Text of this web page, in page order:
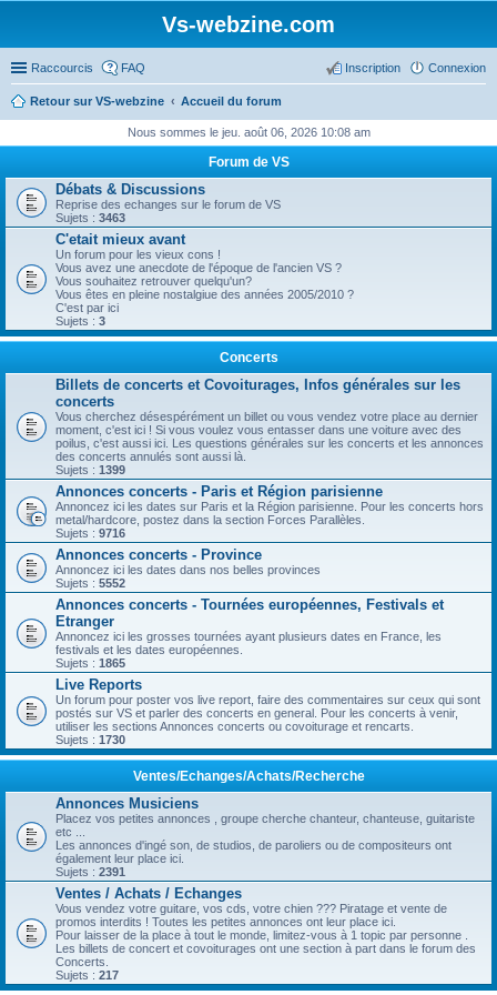
Vs-webzine.com
Raccourcis FAQ Connexion
Inscription
Retour sur VS-webzine Accueil du forum
Nous sommes le jeu. août 06, 2026 10:08 am
Forum de VS
Débats & Discussions
Reprise des echanges sur le forum de VS
Sujets : 3463
C'etait mieux avant
Un forum pour les vieux cons !
Vous avez une anecdote de l'époque de l'ancien VS ?
Vous souhaitez retrouver quelqu'un?
Vous êtes en pleine nostalgiue des années 2005/2010 ?
C'est par ici
Sujets : 3
Concerts
Billets de concerts et Covoiturages, Infos générales sur les
concerts
Vous cherchez désespérément un billet ou vous vendez votre place au dernier
moment, c'est ici ! Si vous voulez vous entasser dans une voiture avec des
poilus, c'est aussi ici. Les questions générales sur les concerts et les annonces
des concerts annulés sont aussi là.
Sujets : 1399
Annonces concerts - Paris et Région parisienne
Annoncez ici les dates sur Paris et la Région parisienne. Pour les concerts hors
metal/hardcore, postez dans la section Forces Parallèles.
Sujets : 9716
Annonces concerts - Province
Annoncez ici les dates dans nos belles provinces
Sujets : 5552
Annonces concerts - Tournées européennes, Festivals et
Etranger
Annoncez ici les grosses tournées ayant plusieurs dates en France, les
festivals et les dates européennes.
Sujets : 1865
Live Reports
Un forum pour poster vos live report, faire des commentaires sur ceux qui sont
postés sur VS et parler des concerts en general. Pour les concerts à venir,
utiliser les sections Annonces concerts ou covoiturage et rencarts.
Sujets : 1730
Ventes/Echanges/Achats/Recherche
Annonces Musiciens
Placez vos petites annonces , groupe cherche chanteur, chanteuse, guitariste
etc ...
Les annonces d'ingé son, de studios, de paroliers ou de compositeurs ont
également leur place ici.
Sujets : 2391
Ventes / Achats / Echanges
Vous vendez votre guitare, vos cds, votre chien ??? Piratage et vente de
promos interdits ! Toutes les petites annonces ont leur place ici.
Pour laisser de la place à tout le monde, limitez-vous à 1 topic par personne .
Les billets de concert et covoiturages ont une section à part dans le forum des
Concerts.
Sujets : 217